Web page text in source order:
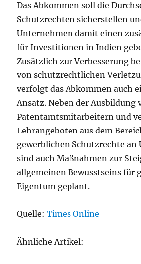
Das Abkommen soll die
Schutzrechten sicherstellen
Unternehmen damit einen
für Investitionen in Indien
Zusätzlich zur Verbesserung
von schutzrechtlichen
verfolgt das Abkommen auch
Ansatz. Neben der Ausbildung
Patentamtsmitarbeitern und
Lehrangeboten aus dem
gewerblichen Schutzrechte an
sind auch Maßnahmen zur
allgemeinen Bewusstseins für
Eigentum geplant.
Quelle:Times Online
Ähnliche Artikel: